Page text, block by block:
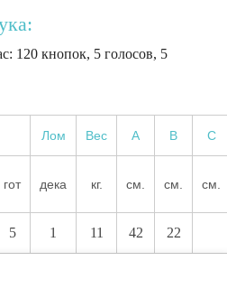
120 кнопок, 5 голосов, 5
Лом Вес А В С
гот дека кг. см. см. см.
5 1 11 42 22